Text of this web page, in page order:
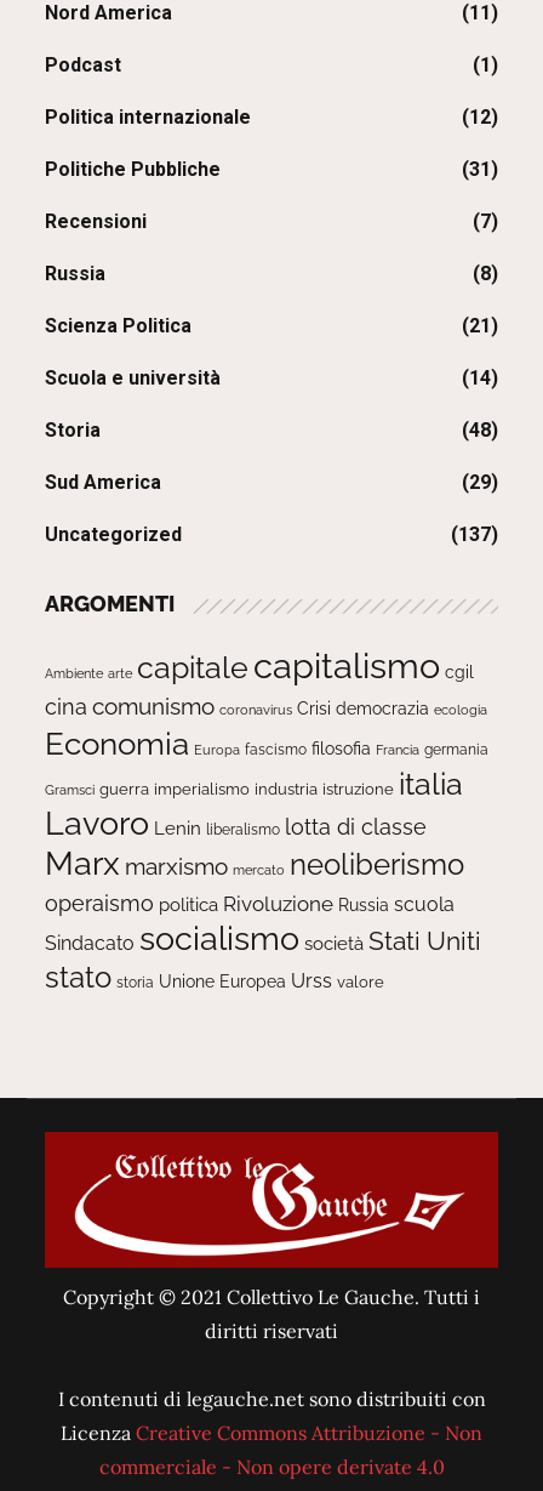
Nord America (11)
Podcast (1)
Politica internazionale (12)
Politiche Pubbliche (31)
Recensioni (7)
Russia (8)
Scienza Politica (21)
Scuola e università (14)
Storia (48)
Sud America (29)
Uncategorized (137)
ARGOMENTI
Ambiente arte capitale capitalismo cgil
cina comunismo coronavirus Crisi democrazia ecologia
Economia Europa fascismo filosofia Francia germania
Gramsci guerra imperialismo industria istruzione italia
Lavoro Lenin liberalismo lotta di classe
Marx marxismo mercato neoliberismo
operaismo politica Rivoluzione Russia scuola
Sindacato socialismo società Stati Uniti
stato storia Unione Europea Urss valore
Copyright © 2021 Collettivo Le Gauche. Tutti i
diritti riservati
I contenuti di legauche.net sono distribuiti con
Licenza Creative Commons Attribuzione - Non
commerciale - Non opere derivate 4.0